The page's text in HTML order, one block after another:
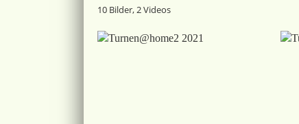
10 Bilder, 2 Videos